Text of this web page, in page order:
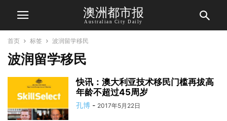
澳洲都市报
Australian City Daily
首页 标签 波润留学移民
波润留学移民
快讯：澳大利亚技术移民门槛再拔高
年龄不超过45周岁
孔博 - 2017年5月22日